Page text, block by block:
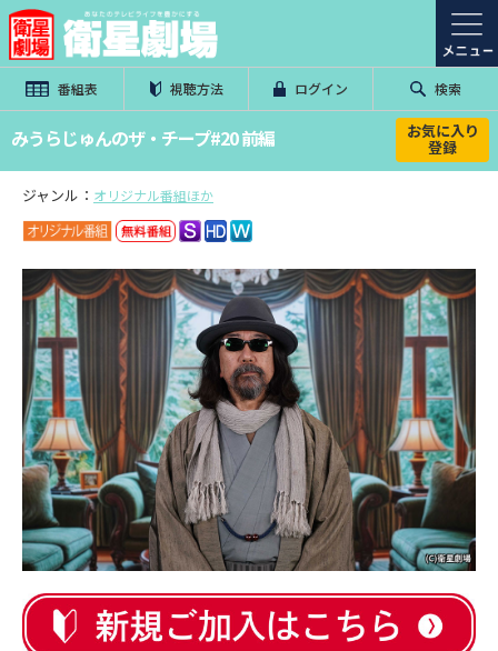
番組表 視聴方法 ログイン 検索
みうらじゅんのザ・チープ#20 前編 お気に入り
登録
ジャンル： オリジナル番組ほか